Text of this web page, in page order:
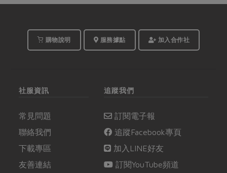
購物說明 服務據點 加入合作社
社服資訊
常見問題
聯絡我們
下載專區
友善連結
追蹤我們
訂閱電子報
追蹤Facebook專頁
加入LINE好友
訂閱YouTube頻道